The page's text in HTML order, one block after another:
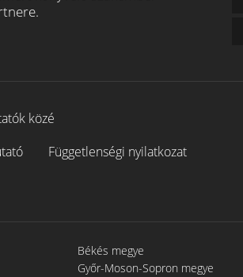
közé
Függetlenségi nyilatkozat
Békés megye
Győr-Moson-Sopron megye